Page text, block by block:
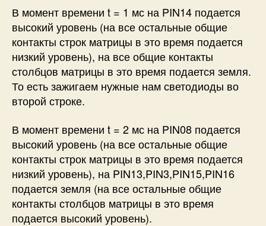
В момент времени t = 1 мс на PIN14 подается
высокий уровень (на все остальные общие
контакты строк матрицы в это время подается
низкий уровень), на все общие контакты
столбцов матрицы в это время подается земля.
То есть зажигаем нужные нам светодиоды во
второй строке.
В момент времени t = 2 мс на PIN08 подается
высокий уровень (на все остальные общие
контакты строк матрицы в это время подается
низкий уровень), на PIN13,PIN3,PIN15,PIN16
подается земля (на все остальные общие
контакты столбцов матрицы в это время
подается высокий уровень).